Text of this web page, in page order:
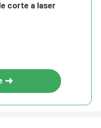
corte a laser